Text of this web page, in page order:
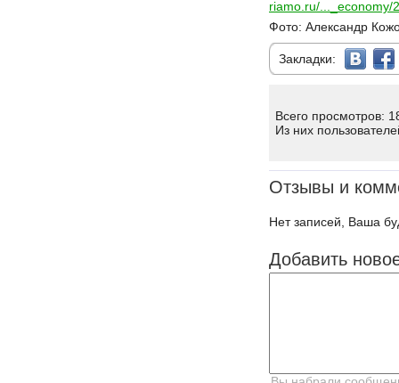
riamo.ru/..._economy/
Фото: Александр
Закладки:
Всего просмотров:
Из них
Отзывы и
Нет записей, Ваша
Добавить